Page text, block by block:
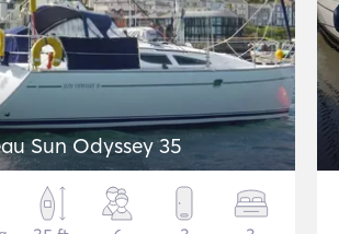
Sun Odyssey 35